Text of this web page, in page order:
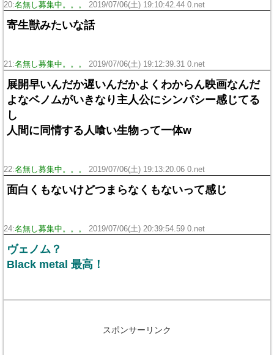
20:名無し募集中。。。 2019/07/06(土) 19:10:42.44 0.net
寄生獣みたいな話
21:名無し募集中。。。 2019/07/06(土) 19:12:39.31 0.net
展開早いんだか遅いんだかよくわからん映画なんだ
よなベノムがいきなり主人公にシンパシー感じてる
し
人間に同情する人喰い生物って一体w
22:名無し募集中。。。 2019/07/06(土) 19:13:20.06 0.net
面白くもないけどつまらなくもないって感じ
24:名無し募集中。。。 2019/07/06(土) 20:39:54.59 0.net
ヴェノム？
Black metal 最高！
スポンサーリンク